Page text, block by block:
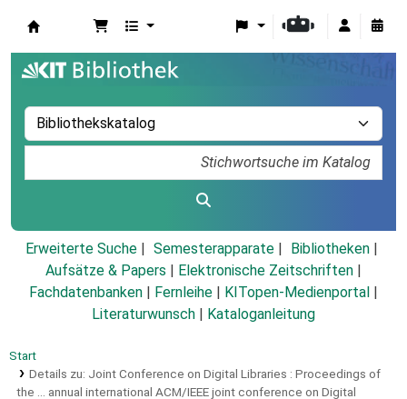
Erweiterte Suche Semesterapparate
Bibliotheken
Aufsätze & Papers
Elektronische Zeitschriften
Fachdatenbanken
Fernleihe KITopen-Medienportal
Literaturwunsch
Kataloganleitung
Start
Details zu: Joint Conference on Digital Libraries : Proceedings of
the ... annual international ACM/IEEE joint conference on Digital